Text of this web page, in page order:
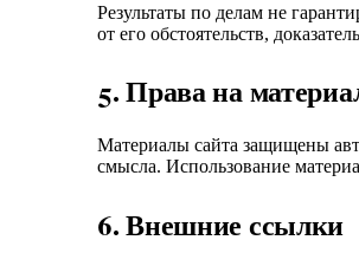
Результаты по делам не
от его обстоятельств,
5. Права на
Материалы сайта защищены
смысла. Использование
6. Внешние ссылки